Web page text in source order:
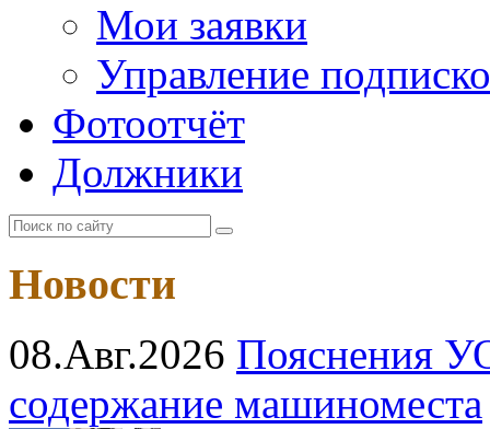
Мои заявки
Управление
Фотоотчёт
Должники
Новости
08.Авг.2026 Пояснения
содержание машиноместа